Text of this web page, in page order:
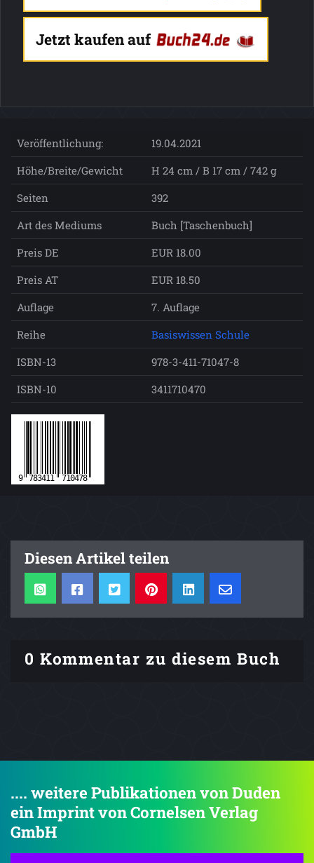
Jetzt kaufen auf
Veröffentlichung:
19.04.2021
Höhe/Breite/Gewicht
H 24 cm / B 17 cm / 742 g
Seiten
392
Art des Mediums
Buch [Taschenbuch]
Preis DE
EUR 18.00
Preis AT
EUR 18.50
Auflage
7. Auflage
Reihe
Basiswissen Schule
ISBN-13
978-3-411-71047-8
ISBN-10
3411710470
Diesen Artikel teilen
0 Kommentar zu diesem Buch
.... weitere Publikationen von Duden
ein Imprint von Cornelsen Verlag
GmbH